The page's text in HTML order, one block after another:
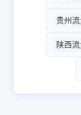
贵州
陕西